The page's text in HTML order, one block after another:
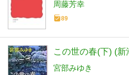
(岩波新書 新赤版
周藤芳幸
89
この世の春(下) (新